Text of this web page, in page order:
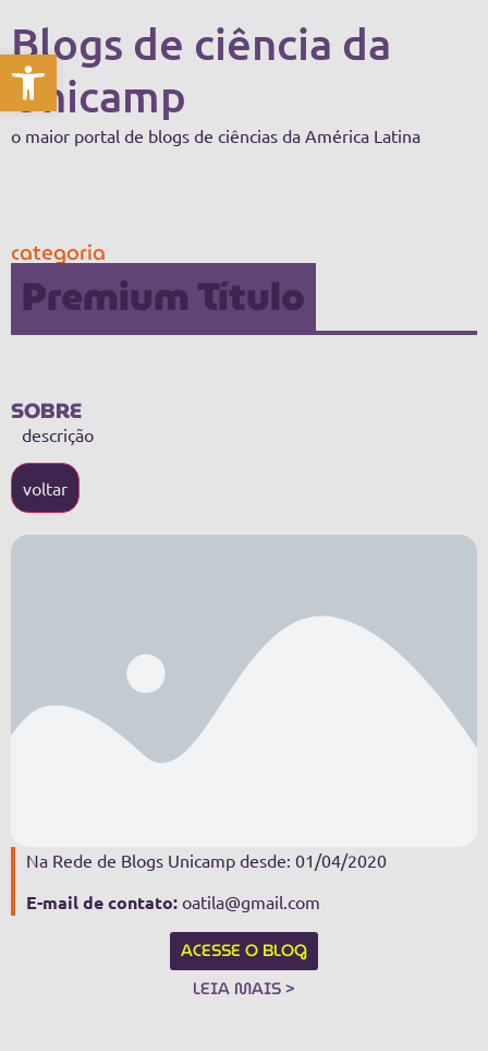
Abrir a barra de ferramentas
Blogs de ciência da
Unicamp
o maior portal de blogs de ciências da América Latina
categoria
Premium Título
SOBRE
descrição
voltar
Na Rede de Blogs Unicamp desde: 01/04/2020
E-mail de contato: oatila@gmail.com
ACESSE O BLOG
LEIA MAIS >